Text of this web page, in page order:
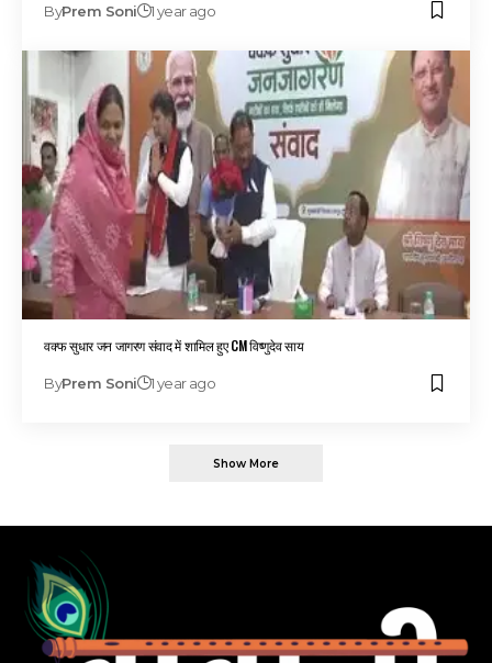
ByPrem Soni 1 year ago
वक्फ सुधार जन जागरण संवाद में शामिल हुए CM विष्णुदेव साय
ByPrem Soni 1 year ago
Show More